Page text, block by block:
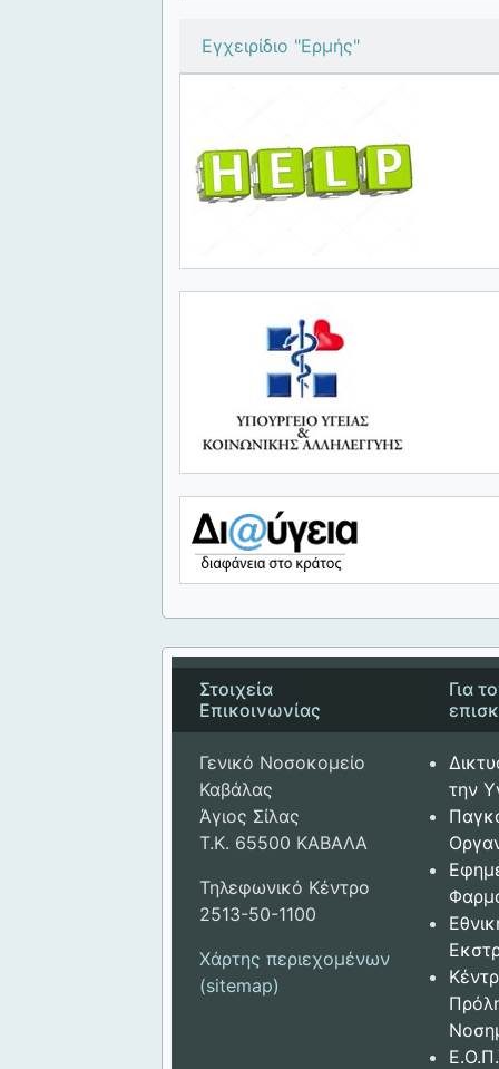
Εγχειρίδιο "Ερμής"
Στοιχεία
Επικοινωνίας
Γενικό Νοσοκομείο
Καβάλας
Άγιος Σίλας
Τ.Κ. 65500 ΚΑΒΑΛΑ
Τηλεφωνικό Κέντρο
2513-50-1100
Χάρτης περιεχομένων
(sitemap)
Για
την